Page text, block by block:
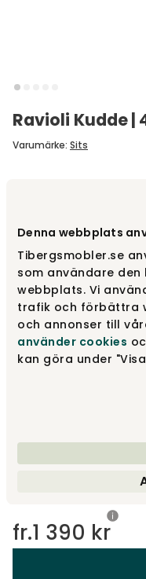
Denna webbplats
Tibergsmobler.se
som användare
webbplats. Vi
trafik och förbättra
och annonser till
använder cookies
kan göra under
Ravioli Kudde |
Varumärke: Sits
45x45
65x35
Designa själv
fr.1 390 kr